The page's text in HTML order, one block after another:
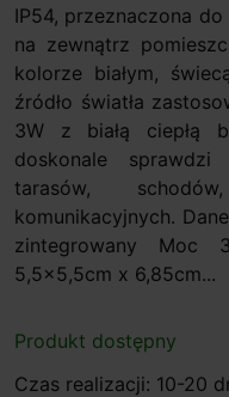
IP54, przeznaczona
na zewnątrz
kolorze białym,
źródło światła
3W z białą ciepłą
doskonale
tarasów,
komunikacyjnych.
zintegrowany Moc
5,5x5,5cm x 6,85cm...
Produkt dostępny
Czas realizacji: 10-20